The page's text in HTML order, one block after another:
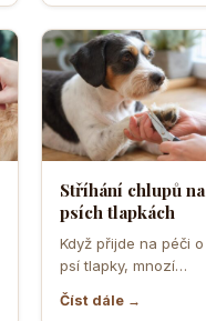
bezpečí, pohodě i o
tom,…
Stříhání chlupů na
psích tlapkách
Když přijde na péči o
psí tlapky, mnozí
majitelé zvířat netuší,
jak důležité je…
Číst dále →